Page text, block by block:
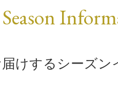
Season
けするシーズ